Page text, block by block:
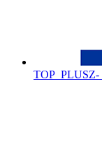
TOP_PLUSZ-